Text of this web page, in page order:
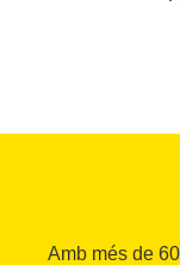
Amb més de